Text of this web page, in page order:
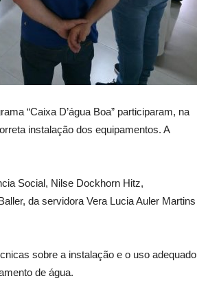
“Caixa D’água Boa” participaram, na
instalação dos equipamentos. A
Social, Nilse Dockhorn Hitz,
da servidora Vera Lucia Auler Martins
sobre a instalação e o uso adequado
de água.